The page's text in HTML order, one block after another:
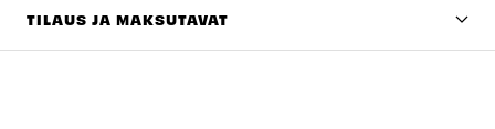
TILAUS JA MAKSUTAVAT